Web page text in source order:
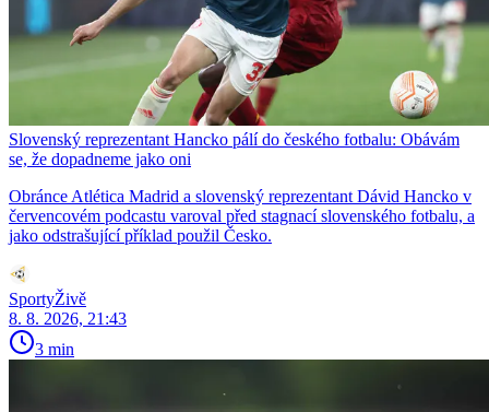
Slovenský reprezentant Hancko pálí do českého fotbalu: Obávám
se, že dopadneme jako oni
Obránce Atlética Madrid a slovenský reprezentant Dávid Hancko v
červencovém podcastu varoval před stagnací slovenského fotbalu, a
jako odstrašující příklad použil Česko.
SportyŽivě
8. 8. 2026, 21:43
3 min